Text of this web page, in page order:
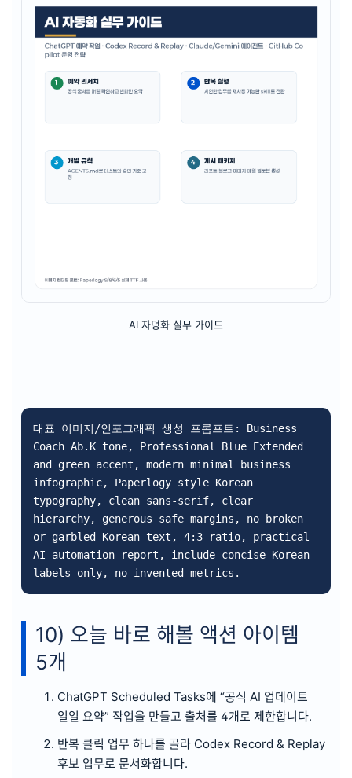
AI 자덩화 실무 가이드
대표 이미지/인포그래픽 생성 프롬프트: Business
Coach Ab.K tone, Professional Blue Extended
and green accent, modern minimal business
infographic, Paperlogy style Korean
typography, clean sans-serif, clear
hierarchy, generous safe margins, no broken
or garbled Korean text, 4:3 ratio, practical
AI automation report, include concise Korean
labels only, no invented metrics.
10) 오늘 바로 해볼 액션 아이템
5개
ChatGPT Scheduled Tasks에 “공식 AI 업데이트
일일 요약” 작업을 만들고 출처를 4개로 제한합니다.
반복 클릭 업무 하나를 골라 Codex Record & Replay
후보 업무로 문서화합니다.